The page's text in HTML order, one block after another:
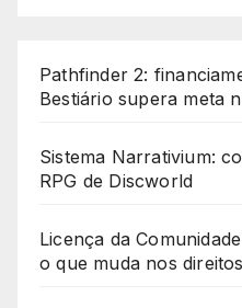
Pathfinder 2:
Bestiário supera meta
Sistema Narrativium:
RPG de Discworld
Licença da
o que muda nos